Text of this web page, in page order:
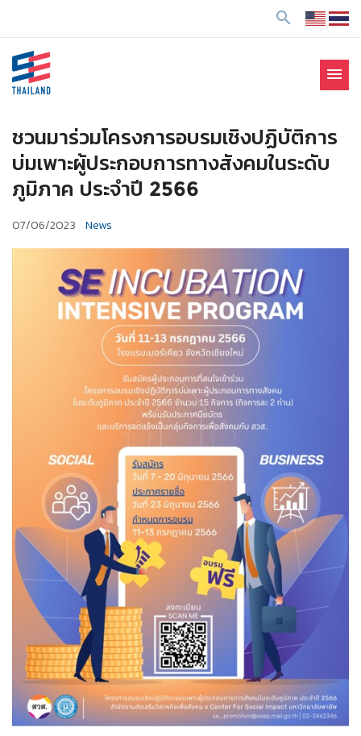
search
Enterprise: SE
menu
ชวนมาร่วมโครงการอบรมเชิงปฏิบัติการ
บ่มเพาะผู้ประกอบการทางสังคมในระดับ
ภูมิภาค ประจำปี 2566
07/06/2023 News